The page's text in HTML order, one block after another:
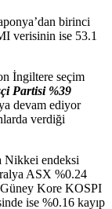
birinci
verisinin ise 53.1
İngiltere seçim
Partisi %39
devam ediyor
verdiği
Nikkei endeksi
ASX %0.24
Kore KOSPI
ise %0.16 kayıp